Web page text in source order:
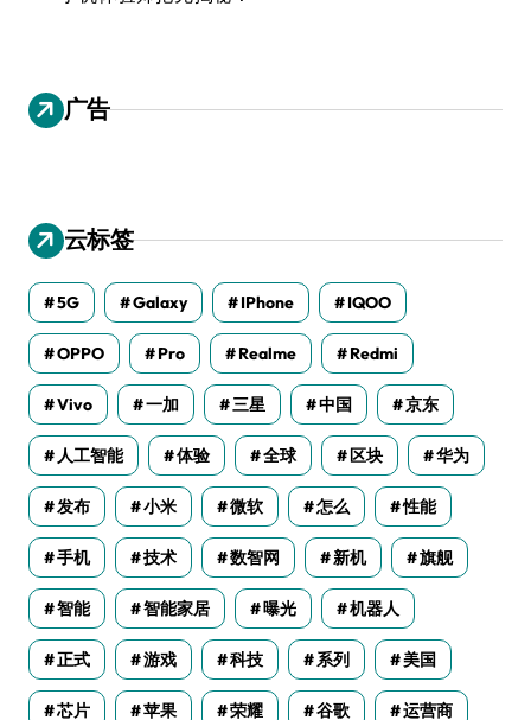
广告
云标签
5G Galaxy IPhone IQOO
OPPO Pro Realme Redmi
Vivo 一加 三星 中国 京东
人工智能 体验 全球 区块 华为
发布 小米 微软 怎么 性能
手机 技术 数智网 新机 旗舰
智能 智能家居 曝光 机器人
正式 游戏 科技 系列 美国
芯片 苹果 荣耀 谷歌 运营商